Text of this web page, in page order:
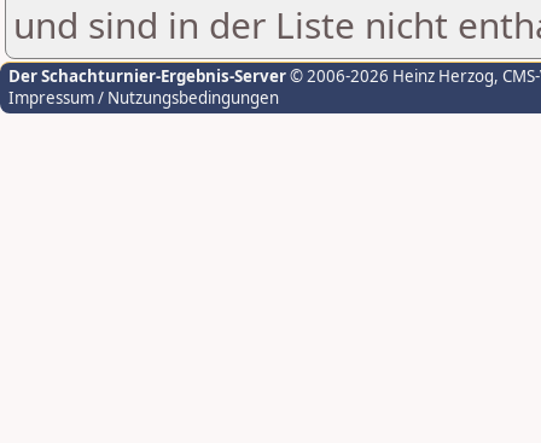
und sind in der Liste nicht
Der Schachturnier-Ergebnis-Server© 2006-2026 Heinz Herzog,
Impressum / Nutzungsbedingungen